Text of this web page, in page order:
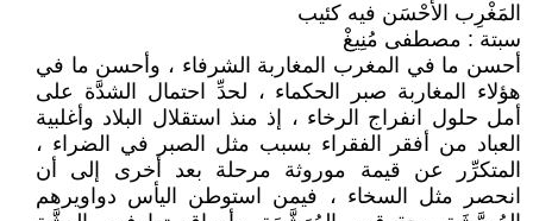
المَغْرِب الأَحْسَن فيه كئيب
سبتة : مصطفى مُنِيغْ
أحسن ما في المغرب المغاربة الشرفاء ، وأحسن ما في
هؤلاء المغاربة صبر الحكماء ، لحدِّ احتمال الشدَّة على
أمل حلول انفراج الرخاء ، إذ منذ استقلال البلاد وأغلبية
العباد من أفقر الفقراء بسبب مثل الصبر في الضراء ،
المتكرِّر عن قيمة موروثة مرحلة بعد أخرى إلى أن
انحصر مثل السخاء ، فيمن استوطن اليأس دواويرهم